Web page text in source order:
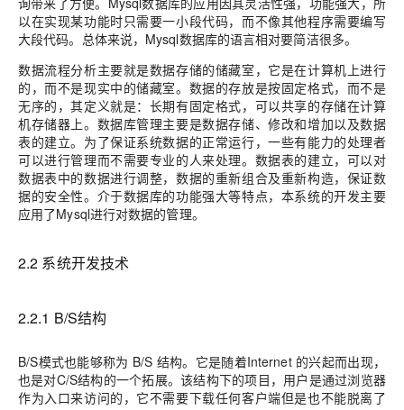
以在实现某功能时只需要一小段代码，而不像其他程序需要编写
大段代码。总体来说，Mysql数据库的语言相对要简洁很多。
数据流程分析主要就是数据存储的储藏室，它是在计算机上进行
的，而不是现实中的储藏室。数据的存放是按固定格式，而不是
无序的，其定义就是：长期有固定格式，可以共享的存储在计算
机存储器上。数据库管理主要是数据存储、修改和增加以及数据
表的建立。为了保证系统数据的正常运行，一些有能力的处理者
可以进行管理而不需要专业的人来处理。数据表的建立，可以对
数据表中的数据进行调整，数据的重新组合及重新构造，保证数
据的安全性。介于数据库的功能强大等特点，本系统的开发主要
应用了Mysql进行对数据的管理。
2.2 系统开发技术
2.2.1 B/S结构
B/S模式也能够称为 B/S 结构。它是随着Internet 的兴起而出现，
也是对C/S结构的一个拓展。该结构下的项目，用户是通过浏览器
作为入口来访问的，它不需要下载任何客户端但是也不能脱离了